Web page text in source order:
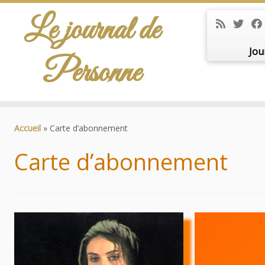
Le journal de
Personne
Accueil » Carte d’abonnement
Carte d’abonnement